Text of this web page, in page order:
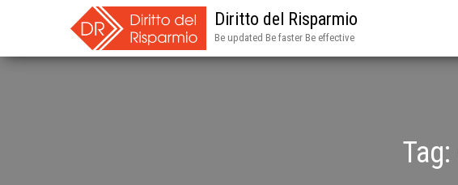
Diritto del Risparmio
Be updated Be faster Be effective
Tag: